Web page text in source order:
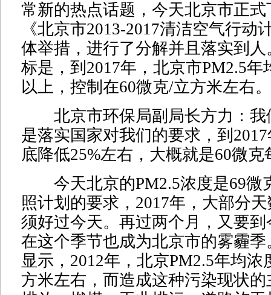
常新的热点话题，今天北京市正
《北京市2013-2017清洁空气行动
体举措，进行了分解并且落实到
标是，到2017年，北京市PM2.5年
以上，控制在60微克/立方米左右。
北京市环保局副局长方力：我
是落实国家对我们的要求，到
底降低25%左右，大概就是60微克
今天北京的PM2.5浓度是69微
照计划的要求，2017年，大部分
须好过今天。再过两个月，又要
在这个季节也成为北京市的雾霾
显示，2012年，北京PM2.5年均浓
方米左右，而造成这种污染现状